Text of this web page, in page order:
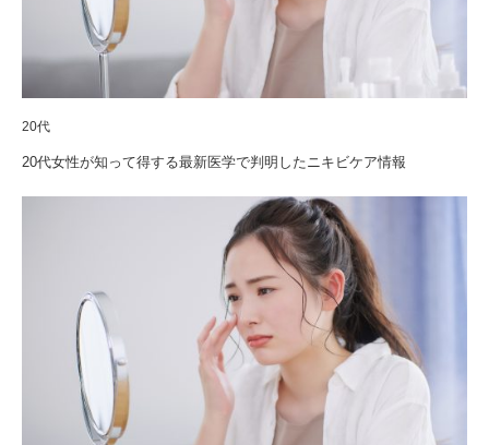
20代
20代女性が知って得する最新医学で判明したニキビケア情報